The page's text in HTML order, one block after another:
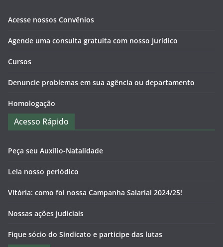
Acesse nossos Convênios
Agende uma consulta gratuita com nosso Jurídico
Cursos
Denuncie problemas em sua agência ou departamento
Homologação
Acesso Rápido
Peça seu Auxílio-Natalidade
Leia nosso periódico
Vitória: como foi nossa Campanha Salarial 2024/25!
Nossas ações judiciais
Fique sócio do Sindicato e participe das lutas